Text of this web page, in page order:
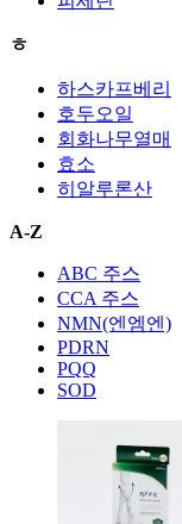
ㅎ
하스카프베리
호두오일
회화나무열매
효소
히알루론산
A-Z
ABC 주스
CCA 주스
NMN(엔엠엔)
PDRN
PQQ
SOD